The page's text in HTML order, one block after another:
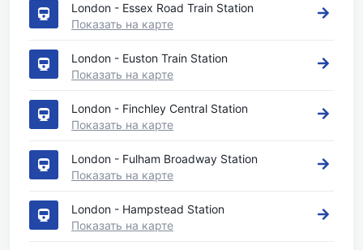
London - Essex Road Train Station
Показать на карте
London - Euston Train Station
Показать на карте
London - Finchley Central Station
Показать на карте
London - Fulham Broadway Station
Показать на карте
London - Hampstead Station
Показать на карте